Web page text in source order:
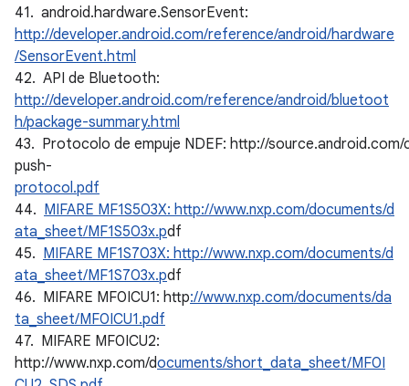
41. android.hardware.SensorEvent:
http://developer.android.com/reference/android/hardware
/SensorEvent.html
42. API de Bluetooth:
http://developer.android.com/reference/android/bluetoot
h/package-summary.html
43. Protocolo de empuje NDEF: http://
push-
protocol.pdf
44. MIFARE MF1S503X: http://www.nxp.com/documents/d
ata_sheet/MF1S503x.pdf
45. MIFARE MF1S703X: http://www.nxp.com/documents/d
ata_sheet/MF1S703x.pdf
46. MIFARE MF0ICU1: http://www.nxp.com/documents/da
ta_sheet/MF0ICU1.pdf
47. MIFARE MF0ICU2:
http://www.nxp.com/documents/short_data_sheet/MF0I